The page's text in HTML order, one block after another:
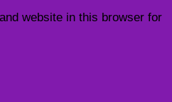
website in this browser for